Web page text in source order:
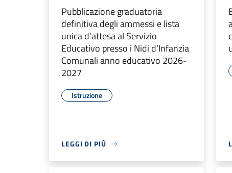
Pubblicazione graduatoria
definitiva degli ammessi e lista
unica d’attesa al Servizio
Educativo presso i Nidi d’Infanzia
Comunali anno educativo 2026-
2027
Istruzione
LEGGI DI PIÙ